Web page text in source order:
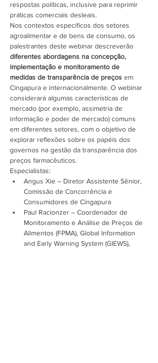
respostas políticas, inclusive para reprimir
práticas comerciais desleais.
Nos contextos específicos dos setores
agroalimentar e de bens de consumo, os
palestrantes deste webinar descreverão
diferentes abordagens na concepção,
implementação e monitoramento de
medidas de transparência de preços em
Cingapura e internacionalmente. O webinar
considerará algumas características de
mercado (por exemplo, assimetria de
informação e poder de mercado) comuns
em diferentes setores, com o objetivo de
explorar reflexões sobre os papéis dos
governos na gestão da transparência dos
preços farmacêuticos.
Especialistas:
Angus Xie – Diretor Assistente Sênior,
Comissão de Concorrência e
Consumidores de Cingapura
Paul Racionzer – Coordenador de
Monitoramento e Análise de Preços de
Alimentos (FPMA), Global Information
and Early Warning System (GIEWS),